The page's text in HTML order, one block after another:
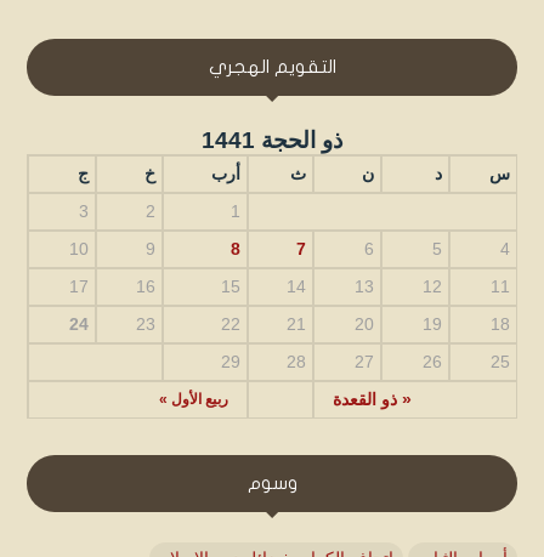
التقويم الهجري
ذو الحجة 1441
س د ن ث أرب خ ج
« ذو القعدة ربيع الأول »
1
2
3
4
5
6
7
8
9
10
11
12
13
14
15
16
17
18
19
20
21
22
23
24
25
26
27
28
29
وسوم